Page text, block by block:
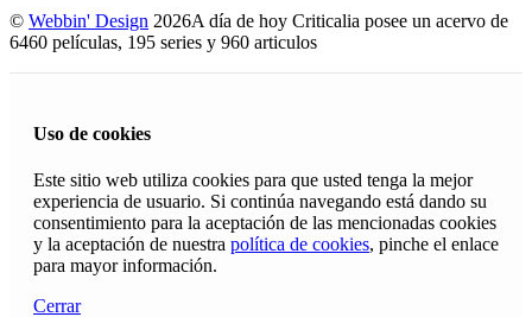
© Webbin' Design 2026A día de hoy Criticalia posee un acervo de
6460 películas, 195 series y 960 articulos
Uso de cookies
Este sitio web utiliza cookies para que usted tenga la mejor
experiencia de usuario. Si continúa navegando está dando su
consentimiento para la aceptación de las mencionadas cookies
y la aceptación de nuestra política de cookies, pinche el enlace
para mayor información.
Cerrar